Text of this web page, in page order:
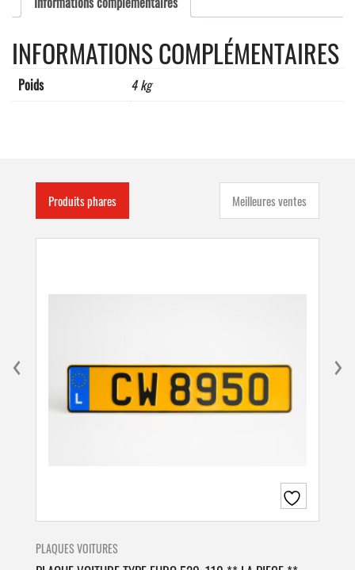
mm
INFORMATIONS COMPLÉMENTAIRES
Poids 4 kg
Produits phares Meilleures ventes
PLAQUES VOITURES